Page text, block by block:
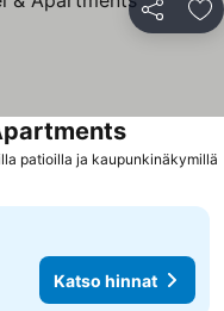
Jaa
patioilla ja kaupunkinäkymillä
Katso
Katso hinnat